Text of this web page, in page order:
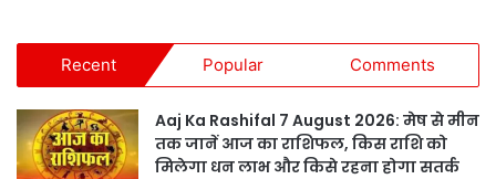
Recent Popular Comments
Aaj Ka Rashifal 7 August 2026: मेष से मीन
तक जानें आज का राशिफल, किस राशि को
मिलेगा धन लाभ और किसे रहना होगा सतर्क